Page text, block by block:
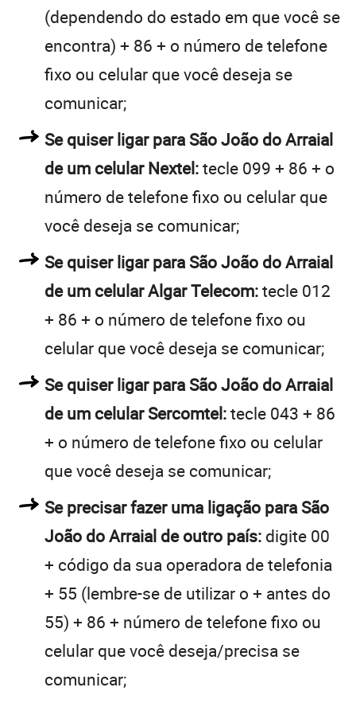
(dependendo do estado em que você se
encontra) + 86 + o número de telefone
fixo ou celular que você deseja se
comunicar;
Se quiser ligar para São João do Arraial
de um celular Nextel:tecle 099 + 86 + o
número de telefone fixo ou celular que
você deseja se comunicar;
Se quiser ligar para São João do Arraial
de um celular Algar Telecom:tecle 012
+ 86 + o número de telefone fixo ou
celular que você deseja se comunicar;
Se quiser ligar para São João do Arraial
de um celular Sercomtel:tecle 043 + 86
+ o número de telefone fixo ou celular
que você deseja se comunicar;
Se precisar fazer uma ligação para São
João do Arraial de outro país: digite 00
+ código da sua operadora de telefonia
+ 55 (lembre-se de utilizar o + antes do
55) + 86 + número de telefone fixo ou
celular que você deseja/precisa se
comunicar;